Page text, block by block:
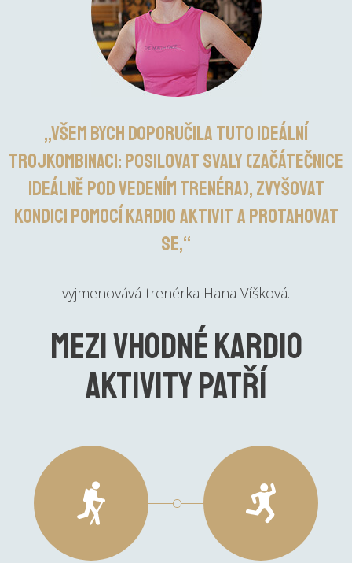
„Všem bych doporučila tuto ideální
trojkombinaci: posilovat svaly (začátečnice
ideálně pod vedením trenéra), zvyšovat
kondici pomocí kardio aktivit a protahovat
se,“
vyjmenovává trenérka Hana Víšková.
Mezi vhodné kardio
aktivity patří